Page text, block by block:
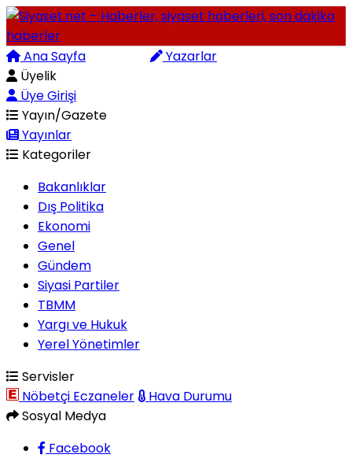
Ana Sayfa
Yazarlar
Üyelik
Üye Girişi
Yayın/Gazete
Yayınlar
Kategoriler
Bakanlıklar
Dış Politika
Ekonomi
Genel
Gündem
Siyasi Partiler
TBMM
Yargı ve Hukuk
Yerel Yönetimler
Servisler
Nöbetçi Eczaneler
Hava Durumu
Sosyal Medya
Facebook